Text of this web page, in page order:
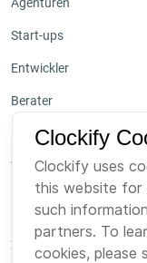
Start-ups
Entwickler
Berater
Buchführer
Weitere Branchen
Rechner
Zeitkartenrechner
Clockify
Clockify uses
this website for
such
partners. To
cookies, please